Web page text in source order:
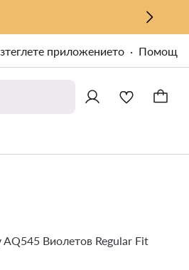
приложението Помощ
Виолетов Regular Fit